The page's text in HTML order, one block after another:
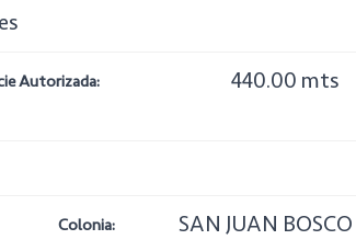
Autorizada: 440.00 mts
Colonia: SAN JUAN BOSCO